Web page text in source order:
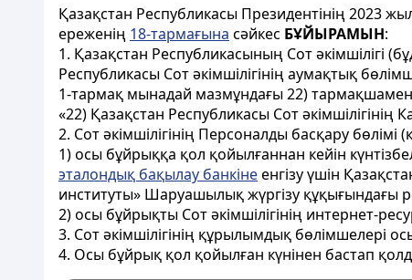
Қазақстан Республикасы Президентінің 2023
ереженің 18-тармағына сәйкес БҰЙЫРАМЫН:
1. Қазақстан Республикасының Сот әкімшілігі
Республикасы Сот әкімшілігінің аумақтық
1-тармақ мынадай мазмұндағы 22)
«22) Қазақстан Республикасы Сот
2. Сот әкімшілігінің Персоналды басқару
1) осы бұйрыққа қол қойылғаннан кейін
эталондық бақылау банкінеенгізу үшін
институты» Шаруашылық жүргізу құқығындағы
2) осы бұйрықты Сот әкімшілігінің интернет-
3. Сот әкімшілігінің құрылымдық бөлімшелері
4. Осы бұйрық қол қойылған күнінен бастап